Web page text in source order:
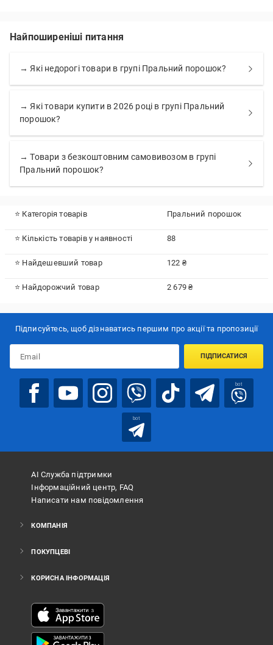
Найпоширеніші питання
→ Які недорогі товари в групі Пральний порошок?
→ Які товари купити в 2026 році в групі Пральний
порошок?
→ Товари з безкоштовним самовивозом в групі
Пральний порошок?
⭐ Категорія товарів Пральний порошок
⭐ Кількість товарів у наявності 88
⭐ Найдешевший товар 122 ₴
⭐ Найдорожчий товар 2 679 ₴
Підписуйтесь, щоб дізнаватись першим про акції та пропозиції
ПІДПИСАТИСЯ
bot
bot
АІ Служба підтримки
Інформаційний центр, FAQ
Написати нам повідомлення
КОМПАНІЯ
ПОКУПЦЕВІ
КОРИСНА ІНФОРМАЦІЯ